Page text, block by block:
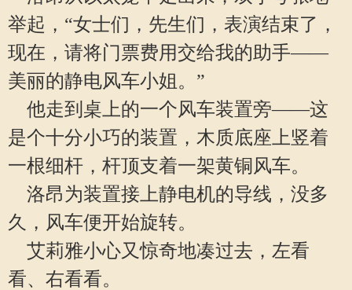
举起，“女士们，先生们，表演结束了，
现在，请将门票费用交给我的助手——
美丽的静电风车小姐。”
他走到桌上的一个风车装置旁——这
是个十分小巧的装置，木质底座上竖着
一根细杆，杆顶支着一架黄铜风车。
洛昂为装置接上静电机的导线，没多
久，风车便开始旋转。
艾莉雅小心又惊奇地凑过去，左看
看、右看看。